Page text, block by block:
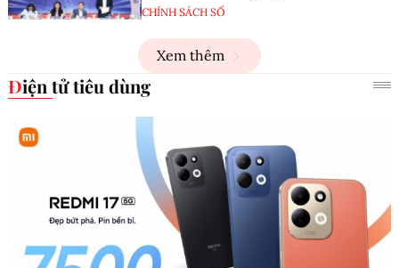
CHÍNH SÁCH SỐ
Xem thêm
Điện tử tiêu dùng